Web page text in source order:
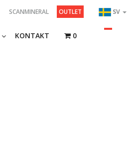
SV
SCANMINERAL OUTLET
KONTAKT 0